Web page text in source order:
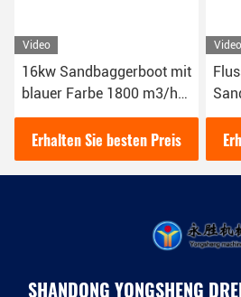
Video
16kw Sandbaggerboot mit
blauer Farbe 1800 m3/h
für das Flussgraben
YSCSD350
Erhalten Sie besten Preis
Video
SHANDONG YONGSHENG